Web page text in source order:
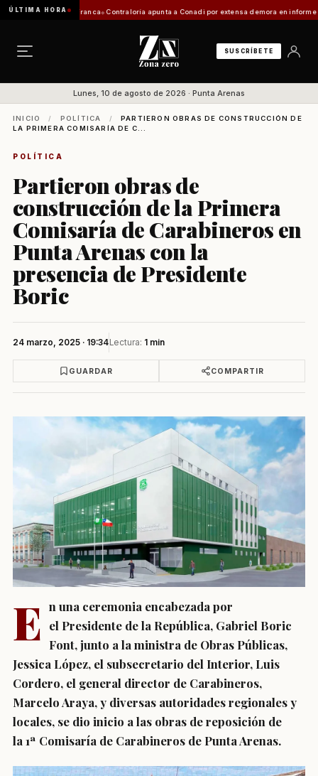
ÚLTIMA HORA
de Zona Franca Contraloría apunta a Conadi por extensa demora en informe
SUSCRÍBETE
Lunes, 10 de agosto de 2026 · Punta Arenas
INICIO / POLÍTICA /
PARTIERON OBRAS DE CONSTRUCCIÓN DE
LA PRIMERA COMISARÍA DE C...
POLÍTICA
Partieron obras de
construcción de la Primera
Comisaría de Carabineros en
Punta Arenas con la
presencia de Presidente
Boric
24 marzo, 2025 · 19:34Lectura: 1 min
GUARDAR COMPARTIR
E n una ceremonia encabezada por
el Presidente de la República, Gabriel Boric
Font, junto a la ministra de Obras Públicas,
Jessica López, el subsecretario del Interior, Luis
Cordero, el general director de Carabineros,
Marcelo Araya, y diversas autoridades regionales y
locales, se dio inicio a las obras de reposición de
la 1ª Comisaría de Carabineros de Punta Arenas.